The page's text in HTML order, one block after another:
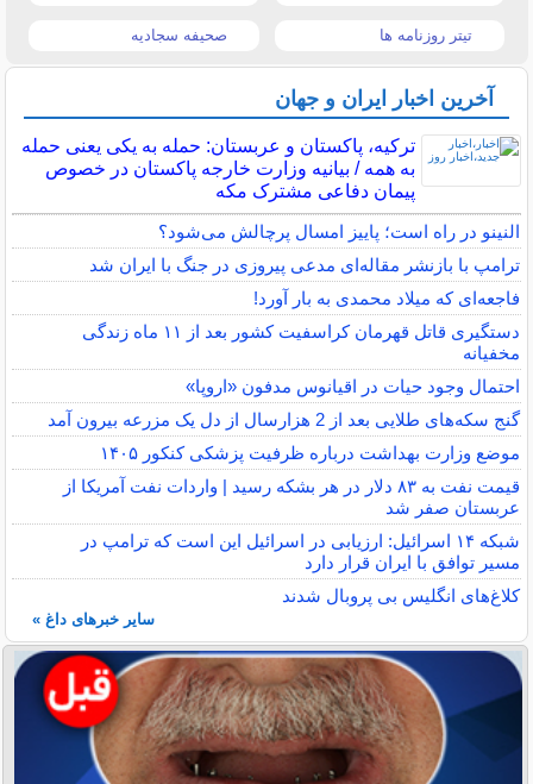
تیتر روزنامه ها صحیفه سجادیه
آخرین اخبار ایران و جهان
ترکیه، پاکستان و عربستان: حمله به یکی یعنی حمله
به همه / بیانیه وزارت خارجه پاکستان در خصوص
پیمان دفاعی مشترک مکه
النینو در راه است؛ پاییز امسال پرچالش می‌شود؟
ترامپ با بازنشر مقاله‌ای مدعی پیروزی در جنگ با ایران شد
فاجعه‌ای که میلاد محمدی به بار آورد!
دستگیری قاتل قهرمان کراسفیت کشور بعد از ۱۱ ماه زندگی
مخفیانه
احتمال وجود حیات در اقیانوس مدفون «اروپا»
گنج سکه‌های طلایی بعد از 2 هزارسال از دل یک مزرعه بیرون آمد
موضع وزارت بهداشت درباره ظرفیت پزشکی کنکور ۱۴۰۵
قیمت نفت به ۸۳ دلار در هر بشکه رسید | واردات نفت آمریکا از
عربستان صفر شد
شبکه ۱۴ اسرائیل: ارزیابی در اسرائیل این است که ترامپ در
مسیر توافق با ایران قرار دارد
کلاغ‌های انگلیس بی پروبال شدند
سایر خبرهای داغ »